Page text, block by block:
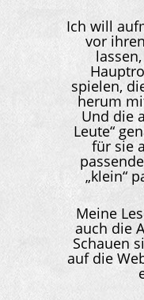
Ich will
vor
spielen,
herum
Und die
Leute“
für sie
„klein“
Meine
auch die
Schauen
auf die